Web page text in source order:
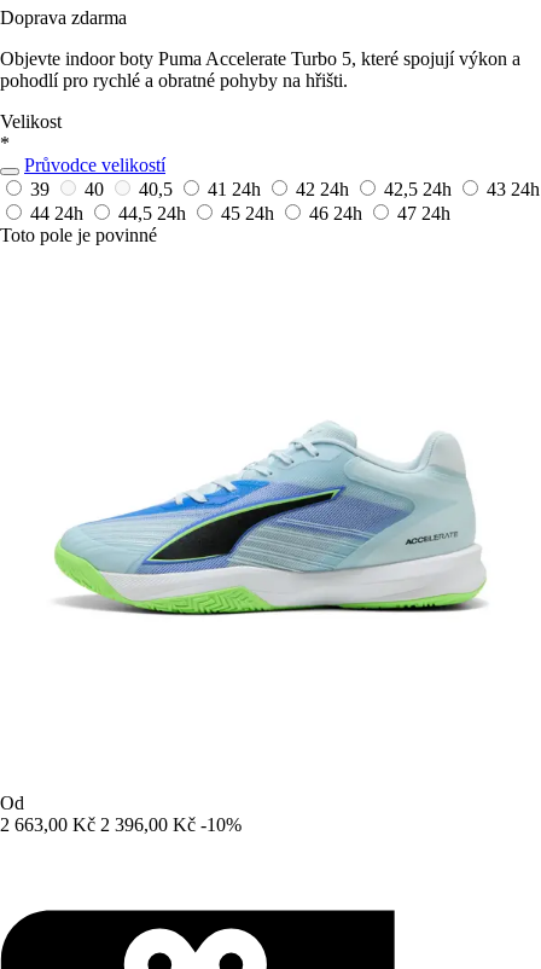
Doprava zdarma
Objevte indoor boty Puma Accelerate Turbo 5, které spojují výkon a
pohodlí pro rychlé a obratné pohyby na hřišti.
Velikost
*
Průvodce velikostí
39
40 40,5 41 24h 42 24h 42,5 24h 43 24h
44 24h 44,5 24h 45 24h 46 24h 47 24h
Toto pole je povinné
Od
2 663,00 Kč 2 396,00 Kč -10%